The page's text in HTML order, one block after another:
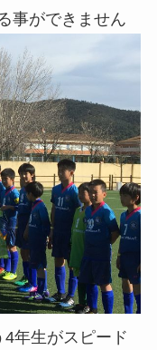
事ができません
年生がスピード